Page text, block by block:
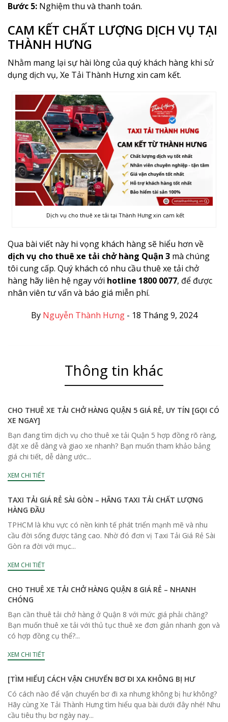
Bước 5: Nghiệm thu và thanh toán.
CAM KẾT CHẤT LƯỢNG DỊCH VỤ TẠI
THÀNH HƯNG
Nhằm mang lại sự hài lòng của quý khách hàng khi sử
dụng dịch vụ, Xe Tải Thành Hưng xin cam kết.
Dịch vụ cho thuê xe tải tại Thành Hưng xin cam kết
Qua bài viết này hi vọng khách hàng sẽ hiểu hơn về
dịch vụ cho thuê xe tải chở hàng Quận 3 mà chúng
tôi cung cấp. Quý khách có nhu cầu thuê xe tải chở
hàng hãy liên hệ ngay với hotline 1800 0077, để được
nhân viên tư vấn và báo giá miễn phí.
By Nguyễn Thành Hưng- 18 Tháng 9, 2024
Thông tin khác
CHO THUÊ XE TẢI CHỞ HÀNG QUẬN 5 GIÁ RẺ, UY TÍN [GỌI CÓ
XE NGAY]
Bạn đang tìm dịch vụ cho thuê xe tải Quận 5 hợp đồng rõ ràng,
đặt xe dễ dàng và giao xe nhanh? Bạn muốn tham khảo bảng
giá chi tiết, dễ dàng ước...
XEM CHI TIẾT
TAXI TẢI GIÁ RẺ SÀI GÒN – HÃNG TAXI TẢI CHẤT LƯỢNG
HÀNG ĐẦU
TPHCM là khu vực có nền kinh tế phát triển mạnh mẽ và nhu
cầu đời sống được tăng cao. Nhờ đó đơn vị Taxi Tải Giá Rẻ Sài
Gòn ra đời với mục...
XEM CHI TIẾT
CHO THUÊ XE TẢI CHỞ HÀNG QUẬN 8 GIÁ RẺ – NHANH
CHÓNG
Bạn cần thuê tải chở hàng ở Quận 8 với mức giá phải chăng?
Bạn muốn thuê xe tải với thủ tục thuê xe đơn giản nhanh gọn và
có hợp đồng cụ thể?...
XEM CHI TIẾT
[TÌM HIỂU] CÁCH VẬN CHUYỂN BƠ ĐI XA KHÔNG BỊ HƯ
Có cách nào để vận chuyển bơ đi xa nhưng không bị hư không?
Hãy cùng Xe Tải Thành Hưng tìm hiểu qua bài dưới đây nhé! Nhu
cầu tiêu thụ bơ ngày nay...